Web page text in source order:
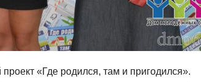
«Где родился, там и пригодился».